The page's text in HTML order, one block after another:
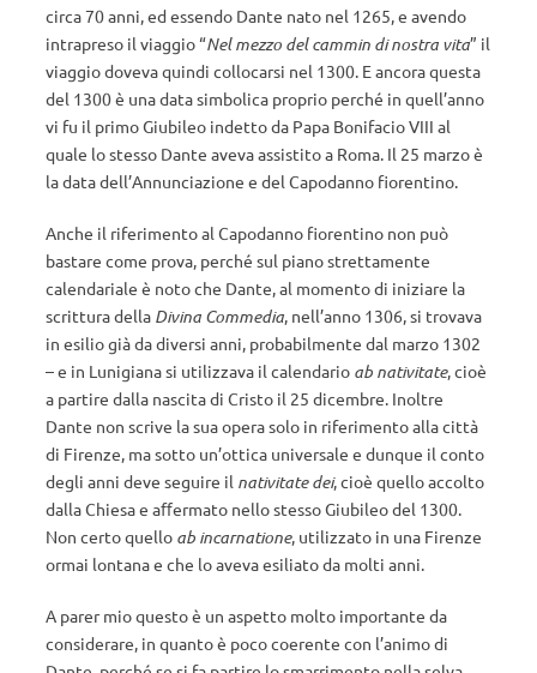
circa 70 anni, ed essendo Dante nato nel 1265, e avendo
intrapreso il viaggio “Nel mezzo del cammin di nostra vita” il
viaggio doveva quindi collocarsi nel 1300. E ancora questa
del 1300 è una data simbolica proprio perché in quell’anno
vi fu il primo Giubileo indetto da Papa Bonifacio VIII al
quale lo stesso Dante aveva assistito a Roma. Il 25 marzo è
la data dell’Annunciazione e del Capodanno fiorentino.
Anche il riferimento al Capodanno fiorentino non può
bastare come prova, perché sul piano strettamente
calendariale è noto che Dante, al momento di iniziare la
scrittura della Divina Commedia, nell’anno 1306, si trovava
in esilio già da diversi anni, probabilmente dal marzo 1302
– e in Lunigiana si utilizzava il calendario ab nativitate, cioè
a partire dalla nascita di Cristo il 25 dicembre. Inoltre
Dante non scrive la sua opera solo in riferimento alla città
di Firenze, ma sotto un’ottica universale e dunque il conto
degli anni deve seguire il nativitate dei, cioè quello accolto
dalla Chiesa e aﬀermato nello stesso Giubileo del 1300.
Non certo quello ab incarnatione, utilizzato in una Firenze
ormai lontana e che lo aveva esiliato da molti anni.
A parer mio questo è un aspetto molto importante da
considerare, in quanto è poco coerente con l’animo di